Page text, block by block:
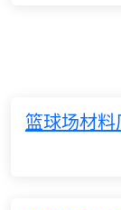
篮球场材料